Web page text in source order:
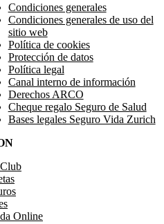
Condiciones generales
Condiciones generales de uso del
sitio web
Política de cookies
Protección de datos
Política legal
Canal interno de información
Derechos ARCO
Cheque regalo Seguro de Salud
Bases legales Seguro Vida Zurich
Online